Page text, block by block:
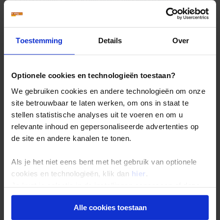
Toestemming Details Over
Optionele cookies en technologieën toestaan?
We gebruiken cookies en andere technologieën om onze
site betrouwbaar te laten werken, om ons in staat te
stellen statistische analyses uit te voeren en om u
relevante inhoud en gepersonaliseerde advertenties op
de site en andere kanalen te tonen.
Als je het niet eens bent met het gebruik van optionele
cookies en technologieën, klik dan hier .
Je kunt je selectie in de instellingen aanpassen of deze
onder aan de pagina op elk gewenst moment voor de
toekomst wijzigen.Alle cookies toestaan
Ook de geschiedenis en cultuur van het land maken
townships krijg je meer inzicht in de complexe
geschiedenis van Zuid-Afrika
land is en biedt waardevolle context bij hedendaags
Wat maakt Zuid-Afrika zo
bijzonder?
landschappen en culturen binnen één bestemming.
De ene dag wandel je door een wereldstad, de volgende
dag bevind je je midden in indrukwekkende natuur.
moderne steden en een rijke geschiedenis die nog altijd